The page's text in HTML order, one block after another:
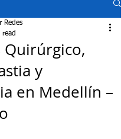
Quirúrgico,
y
en Medellín –
Redes